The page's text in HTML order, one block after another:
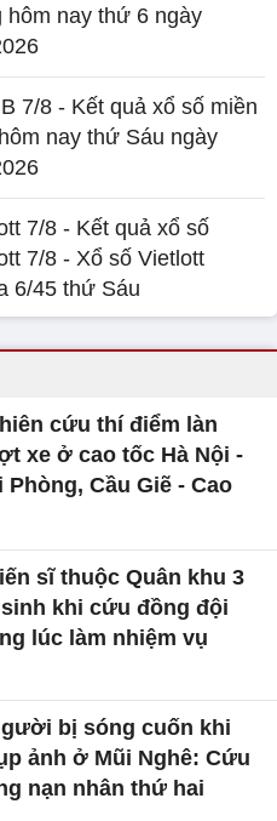
hôm nay thứ 6 ngày
7/8 - Kết quả xổ số miền
nay thứ Sáu ngày
7/8 - Kết quả xổ số
7/8 - Xổ số Vietlott
6/45 thứ Sáu
cứu thí điểm làn
xe ở cao tốc Hà Nội -
Phòng, Cầu Giẽ - Cao
sĩ thuộc Quân khu 3
sinh khi cứu đồng đội
lúc làm nhiệm vụ
bị sóng cuốn khi
ảnh ở Mũi Nghê: Cứu
nạn nhân thứ hai